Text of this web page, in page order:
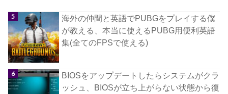
海外の仲間と英語でPUBGをプレイする僕
が教える、本当に使えるPUBG用便利英語
集(全てのFPSで使える)
BIOSをアップデートしたらシステムがクラ
ッシュ、BIOSが立ち上がらない状態から復